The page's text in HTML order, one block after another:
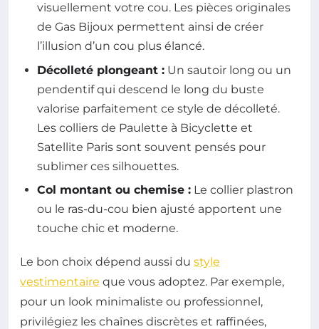
visuellement votre cou. Les pièces originales
de Gas Bijoux permettent ainsi de créer
l’illusion d’un cou plus élancé.
Décolleté plongeant : Un sautoir long ou un
pendentif qui descend le long du buste
valorise parfaitement ce style de décolleté.
Les colliers de Paulette à Bicyclette et
Satellite Paris sont souvent pensés pour
sublimer ces silhouettes.
Col montant ou chemise : Le collier plastron
ou le ras-du-cou bien ajusté apportent une
touche chic et moderne.
Le bon choix dépend aussi du style
vestimentaire que vous adoptez. Par exemple,
pour un look minimaliste ou professionnel,
privilégiez les chaînes discrètes et raffinées,